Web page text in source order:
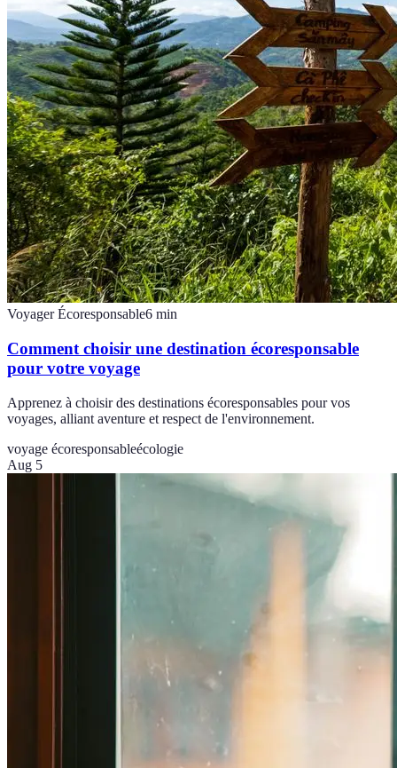
Voyager Écoresponsable6 min
Comment choisir une destination écoresponsable
pour votre voyage
Apprenez à choisir des destinations écoresponsables pour vos
voyages, alliant aventure et respect de l'environnement.
voyage écoresponsableécologie
Aug 5